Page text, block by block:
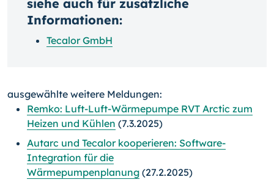
siehe auch für zusätzliche
Informationen:
Tecalor GmbH
ausgewählte weitere Meldungen:
Remko: Luft-Luft-Wärmepumpe RVT Arctic zum
Heizen und Kühlen (7.3.2025)
Autarc und Tecalor kooperieren: Software-
Integration für die
Wärmepumpenplanung (27.2.2025)